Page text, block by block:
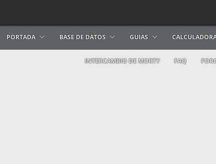
PORTADA BASE DE DATOS GUIAS
INTERCAMBIO DE MORTY FAQ